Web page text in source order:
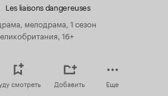
Les liaisons dangereuses
мелодрама, 1 сезон
16+
смотреть Добавить Еще